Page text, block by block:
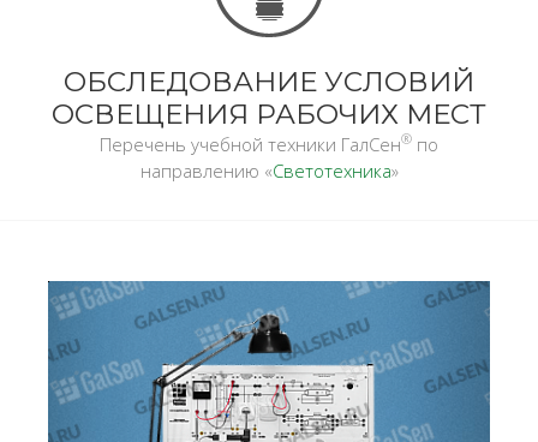
ОБСЛЕДОВАНИЕ УСЛОВИЙ
ОСВЕЩЕНИЯ РАБОЧИХ МЕСТ
Перечень учебной техники ГалСен® по
направлению «Светотехника»